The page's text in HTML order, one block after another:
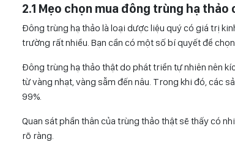
2.1 Mẹo chọn mua đông trùng hạ thảo
Đông trùng hạ thảo là loại dược liệu quý có giá trị
trường rất nhiều. Bạn cần có một số bí quyết để
Đông trùng hạ thảo thật do phát triển tự nhiên nên
từ vàng nhạt, vàng sẫm đến nâu. Trong khi đó, các
99%.
Quan sát phần thân của trùng thảo thật sẽ thấy có
rõ ràng.